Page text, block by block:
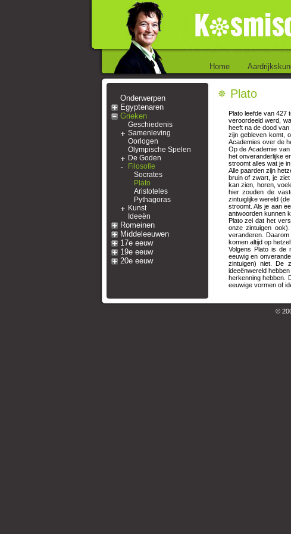
Home
Onderwerpen
Egyptenaren
Grieken
Geschiedenis
Samenleving
Oorlogen
Olympische Spelen
De Goden
Filosofie
Socrates
Plato
Aristoteles
Pythagoras
Kunst
Ideeën
Romeinen
Middeleeuwen
17e eeuw
19e eeuw
20e eeuw
Plato
Plato leefde van 427
veroordeeld werd,
heeft na de dood
zijn gebleven komt,
Academies over de
Op de Academie
het onveranderlijke
stroomt alles wat je
Alle paarden zijn
bruin of zwart, je
kan zien, horen,
hier zouden de
zintuiglijke wereld
stroomt. Als je aan
antwoorden kunnen
Plato zei dat het
onze zintuigen
veranderen.
komen altijd op
Volgens Plato is de
eeuwig en
zintuigen) niet. De
ideeënwereld
herkenning hebben.
eeuwige vormen of
©